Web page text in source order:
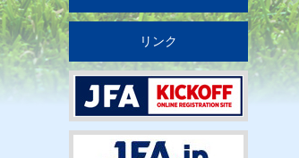
リンク